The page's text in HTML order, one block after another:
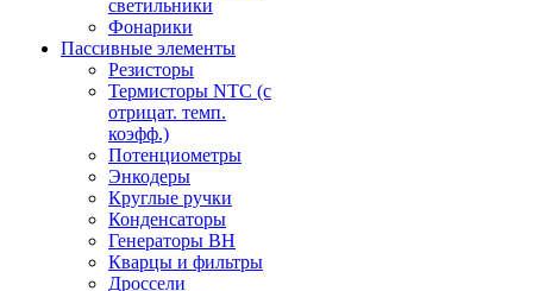
светильники
Фонарики
Пассивные элементы
Резисторы
Термисторы NTC (с
отрицат. темп.
коэфф.)
Потенциометры
Энкодеры
Круглые ручки
Конденсаторы
Генераторы ВН
Кварцы и фильтры
Дроссели